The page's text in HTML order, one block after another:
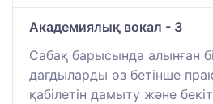
Академиялық вокал - 3
Сабақ барысында алынған
дағдыларды өз бетінше
қабілетін дамыту және